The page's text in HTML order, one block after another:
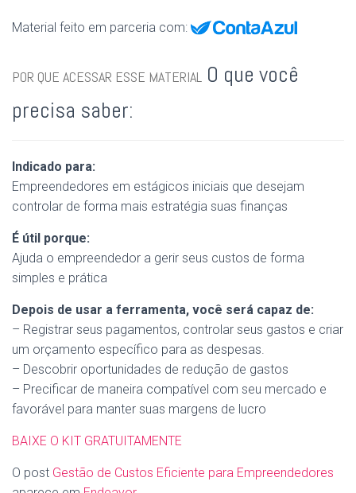
Material feito em parceria com:
POR QUE ACESSAR ESSE MATERIAL O que você
precisa saber:
Indicado para:
Empreendedores em estágicos iniciais que desejam
controlar de forma mais estratégia suas finanças
É útil porque:
Ajuda o empreendedor a gerir seus custos de forma
simples e prática
Depois de usar a ferramenta, você será capaz de:
– Registrar seus pagamentos, controlar seus gastos e criar
um orçamento específico para as despesas.
– Descobrir oportunidades de redução de gastos
– Precificar de maneira compatível com seu mercado e
favorável para manter suas margens de lucro
BAIXE O KIT GRATUITAMENTE
O post Gestão de Custos Eficiente para Empreendedores